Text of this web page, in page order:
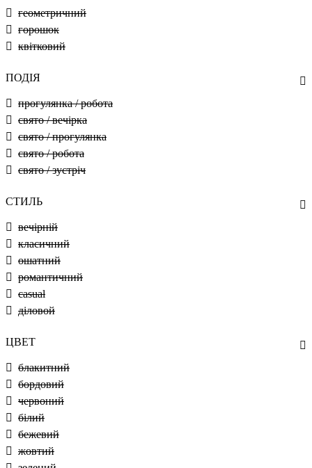
геометричний
горошок
квітковий
ПОДІЯ
прогулянка / робота
свято / вечірка
свято / прогулянка
свято / робота
свято / зустріч
СТИЛЬ
вечірній
класичний
ошатний
романтичний
casual
діловой
ЦВЕТ
блакитний
бордовий
червоний
білий
бежевий
жовтий